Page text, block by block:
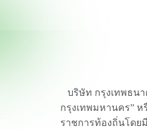
บริษัท กรุงเทพธนา
กรุงเทพมหานคร”
ราชการท้องถิ่นโดย